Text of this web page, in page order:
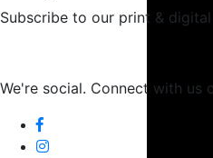
Subscribe to our print &
We're social. Connect with us